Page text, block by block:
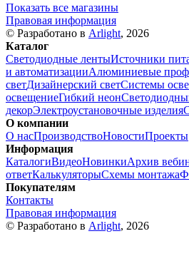
Показать все магазины
Правовая информация
© Разработано в Arlight, 2026
Каталог
Светодиодные лентыИсточники
и автоматизацииАлюминиевые
светДизайнерский светСистемы
освещениеГибкий неон
декорЭлектроустановочные изделия
О компании
О насПроизводствоНовостиПроекты
Информация
КаталогиВидеоНовинкиАрхив
ответКалькуляторыСхемы монтажа
Покупателям
Контакты
Правовая информация
© Разработано в Arlight, 2026